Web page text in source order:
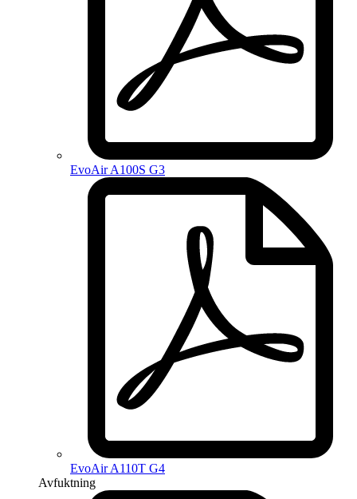
EvoAir A100S G3
EvoAir A110T G4
Avfuktning